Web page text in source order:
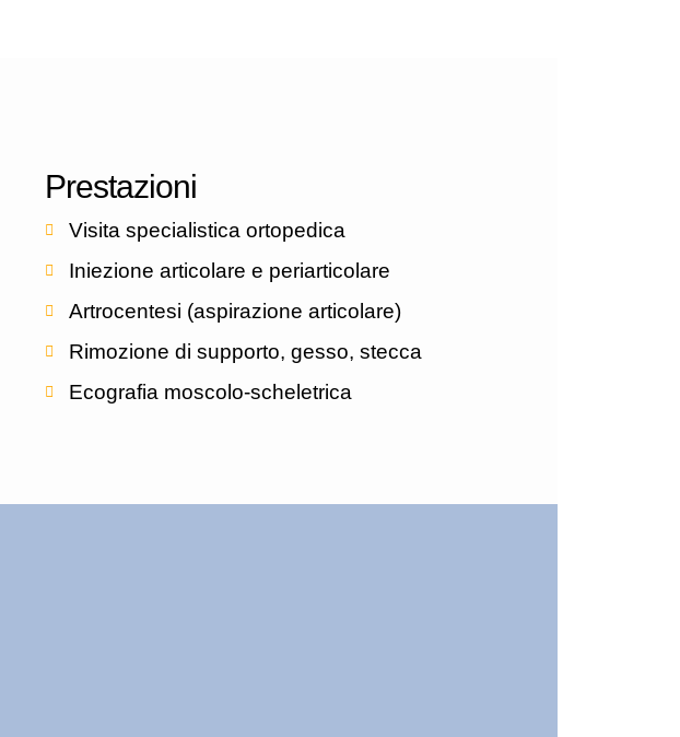
Prestazioni
Visita specialistica ortopedica
Iniezione articolare e periarticolare
Artrocentesi (aspirazione articolare)
Rimozione di supporto, gesso, stecca
Ecografia moscolo-scheletrica